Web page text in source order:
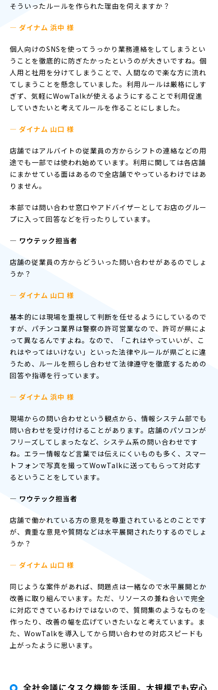
そういったルールを作られた理由を伺えますか？
— ダイナム 浜中 様
個人向けのSNSを使ってうっかり業務連絡をしてしまうとい
うことを徹底的に防ぎたかったというのが大きいですね。個
人用と社用を分けてしまうことで、人間なので楽な方に流れ
てしまうことを懸念していました。利用ルールは厳格にしす
ぎず、気軽にWowTalkが使えるようにすることで利用促進
していきたいと考えてルールを作ることにしました。
— ダイナム 山口 様
店舗ではアルバイトの従業員の方からシフトの連絡などの用
途でも一部では使われ始めています。利用に関しては各店舗
にまかせている面はあるので全店舗でやっているわけではあ
りません。
本部では問い合わせ窓口やアドバイザーとしてお店のグルー
プに入って回答などを行ったりしています。
― ワウテック担当者
店舗の従業員の方からどういった問い合わせがあるのでしょ
うか？
— ダイナム 山口 様
基本的には現場を重視して判断を任せるようにしているので
すが、パチンコ業界は警察の許可営業なので、許可が県によ
って異なるんですよね。なので、「これはやっていいが、こ
れはやってはいけない」といった法律やルールが県ごとに違
うため、ルールを照らし合わせて法律遵守を徹底するための
回答や指導を行っています。
— ダイナム 浜中 様
現場からの問い合わせという観点から、情報システム部でも
問い合わせを受け付けることがあります。店舗のパソコンが
フリーズしてしまったなど、システム系の問い合わせです
ね。エラー情報など言葉では伝えにくいものも多く、スマー
トフォンで写真を撮ってWowTalkに送ってもらって対応す
るということをしています。
― ワウテック担当者
店舗で働かれている方の意見を尊重されているとのことです
が、貴重な意見や質問などは水平展開されたりするのでしょ
うか？
— ダイナム 山口 様
同じような案件があれば、問題点は一緒なので水平展開とか
改善に取り組んでいます。ただ、リソースの兼ね合いで完全
に対応できているわけではないので、質問集のようなものを
作ったり、改善の幅を広げていきたいなと考えています。ま
た、WowTalkを導入してから問い合わせの対応スピードも
上がったように思います。
全社会議にタスク機能を活用。大規模でも安心